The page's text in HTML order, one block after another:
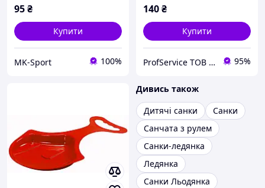
95₴
Купити
MK-Sport 100%
140₴
Купити
ProfService ТОВ "Професійний сервіс" 95%
Дивись також
Дитячі санки
Санки
Санчата з рулем
Санки-ледянка
Ледянка
Санки Льодянка